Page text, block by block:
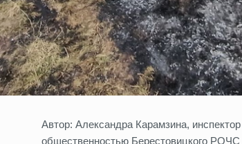
Автор: Александра Карамзина,
общественностью Берестовицкого РОЧС